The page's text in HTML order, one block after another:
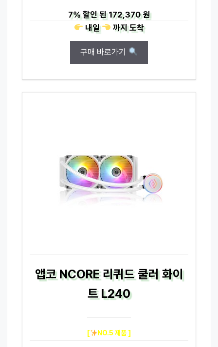
7%할인 된172,370 원
내일
까지도착
구매 바로가기
앱코 NCORE 리퀴드 쿨러 화이
트 L240
[ NO.5 제품 ]